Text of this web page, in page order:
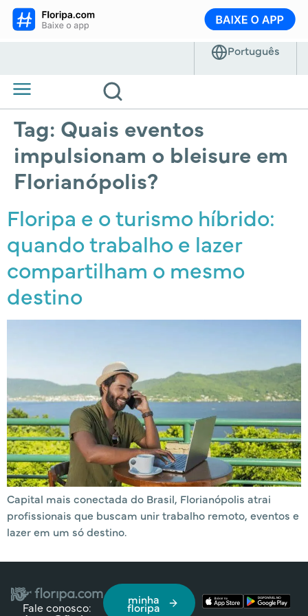
Tag: Quais eventos
impulsionam o bleisure em
Florianópolis?
Floripa e o turismo híbrido:
quando trabalho e lazer
compartilham o mesmo
destino
Capital mais conectada do Brasil, Florianópolis atrai
profissionais que buscam unir trabalho remoto, eventos e
lazer em um só destino.
Fale conosco:
minha
floripa